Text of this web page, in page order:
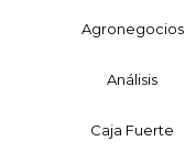
Agronegocios
Análisis
Caja Fuerte